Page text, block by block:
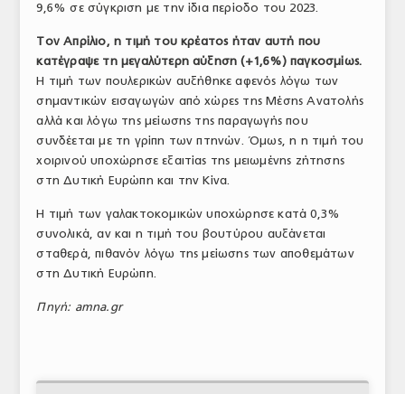
ΕΥΡΩΠΑΪΚΗ ΝΟΜΟΘΕΣΙΑ
ΤΟ ΠΕΡΙΟΔΙΚΟ
Profile
ΑΡΧΕΙΟ ΤΕΥΧΩΝ
ΣΥΝΕΔΡΙΟ ΚΡΕΑΤΟΣ
9,6% σε σύγκριση με την ίδια περίοδο του 2023.
Τον Απρίλιο, η τιμή του κρέατος ήταν αυτή που
κατέγραψε τη μεγαλύτερη αύξηση (+1,6%) παγκοσμίως.
Η τιμή των πουλερικών αυξήθηκε αφενός λόγω των
σημαντικών εισαγωγών από χώρες της Μέσης Ανατολής
αλλά και λόγω της μείωσης της παραγωγής που
συνδέεται με τη γρίπη των πτηνών. Όμως, η η τιμή του
χοιρινού υποχώρησε εξαιτίας της μειωμένης ζήτησης
στη Δυτική Ευρώπη και την Κίνα.
Η τιμή των γαλακτοκομικών υποχώρησε κατά 0,3%
συνολικά, αν και η τιμή του βουτύρου αυξάνεται
σταθερά, πιθανόν λόγω της μείωσης των αποθεμάτων
στη Δυτική Ευρώπη.
Πηγή: amna.gr